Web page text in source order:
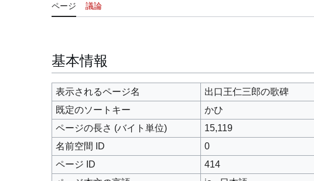
ページ 議論
基本情報
表示されるページ名
出口王仁三郎の歌碑
既定のソートキー
かひ
ページの長さ (バイト単位)
15,119
名前空間 ID
0
ページ ID
414